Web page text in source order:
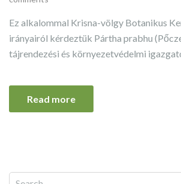
Ez alkalommal Krisna-völgy Botanikus
irányairól kérdeztük Pártha prabhu
tájrendezési és környezetvédelmi
Read more